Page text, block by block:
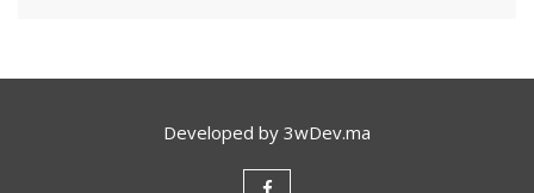
Developed by 3wDev.ma